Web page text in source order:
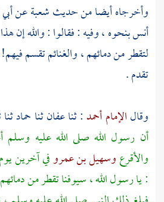
وأخرجاه أيضا من حديثشعبةعن
أنسبنحوه ، وفيه : فقالوا : والله إن
لتقطر من دمائهم ، والغنائم تقسم
تقدم .
وقالالإمام أحمد: ثناعفانثنا حمادثنا
أن رسول الله صلى الله عليه
والأقرعوسهيل بن عمروفي آخرين يوم
: يا رسول الله ، سيوفنا تقطر من